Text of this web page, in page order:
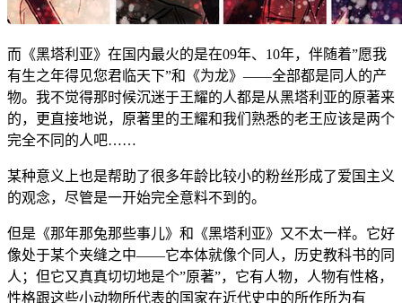
而《黑塔利亚》在国内最火的是在09年、10年，伴随着”愿我
有生之年得见您君临天下”和《为龙》——全部都是同人的产
物。我不觉得那时候沉迷于王耀的人都是从黑塔利亚的原著来
的，更直接地说，原著里的王耀和我们熟悉的老王应该是两个
完全不同的人吧……
某种意义上也是帮助了很多年龄比较小的粉丝形成了爱国主义
的观念，尽管是一开始完全意料不到的。
但是《那年那兔那些事儿》和《黑塔利亚》又不太一样。它好
像处于某个夹缝之中——它本体就像个同人，历史教科书的同
人；但它又真真切切地是个”原著”，它有人物，人物有性格，
性格跟这些小动物所代表的国家在近代史中的所作所为有